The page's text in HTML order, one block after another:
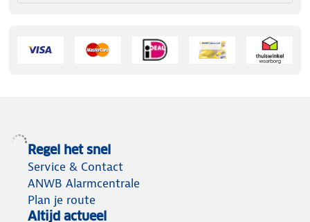
Regel het snel
Service & Contact
ANWB Alarmcentrale
Plan je route
Altijd actueel